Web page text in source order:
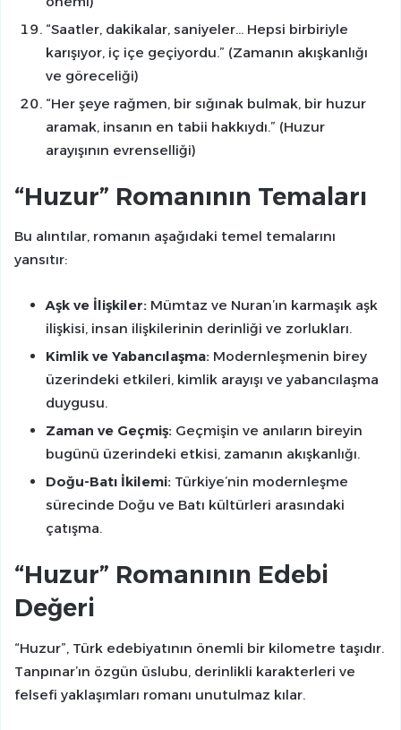
“Saatler, dakikalar, saniyeler… Hepsi birbiriyle
karışıyor, iç içe geçiyordu.” (Zamanın akışkanlığı
ve göreceliği)
“Her şeye rağmen, bir sığınak bulmak, bir huzur
aramak, insanın en tabii hakkıydı.” (Huzur
arayışının evrenselliği)
“Huzur” Romanının Temaları
Bu alıntılar, romanın aşağıdaki temel temalarını
yansıtır:
Aşk ve İlişkiler: Mümtaz ve Nuran’ın karmaşık aşk
ilişkisi, insan ilişkilerinin derinliği ve zorlukları.
Kimlik ve Yabancılaşma: Modernleşmenin birey
üzerindeki etkileri, kimlik arayışı ve yabancılaşma
duygusu.
Zaman ve Geçmiş: Geçmişin ve anıların bireyin
bugünü üzerindeki etkisi, zamanın akışkanlığı.
Doğu-Batı İkilemi: Türkiye’nin modernleşme
sürecinde Doğu ve Batı kültürleri arasındaki
çatışma.
“Huzur” Romanının Edebi
Değeri
“Huzur”, Türk edebiyatının önemli bir kilometre taşıdır.
Tanpınar’ın özgün üslubu, derinlikli karakterleri ve
felsefi yaklaşımları romanı unutulmaz kılar.